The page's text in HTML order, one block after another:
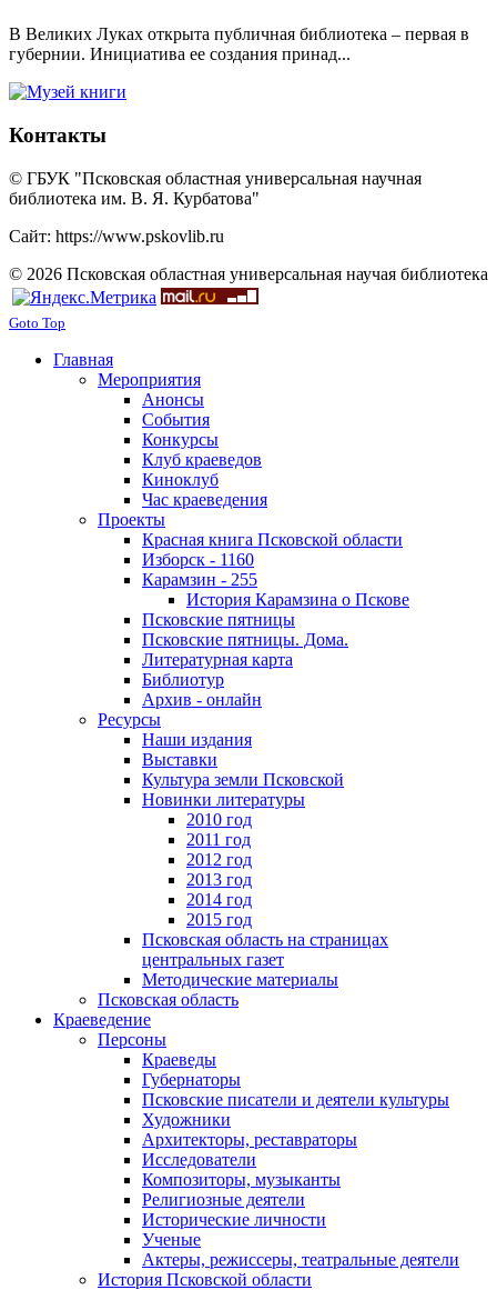
В Великих Луках открыта публичная библиотека – первая в
губернии. Инициатива ее создания принад...
Контакты
© ГБУК "Псковская областная универсальная научная
библиотека им. В. Я. Курбатова"
Сайт: https://www.pskovlib.ru
© 2026 Псковская областная универсальная научая библиотека
Goto Top
Главная
Мероприятия
Анонсы
События
Конкурсы
Клуб краеведов
Киноклуб
Час краеведения
Проекты
Красная книга Псковской области
Изборск - 1160
Карамзин - 255
История Карамзина о Пскове
Псковские пятницы
Псковские пятницы. Дома.
Литературная карта
Библиотур
Архив - онлайн
Ресурсы
Наши издания
Выставки
Культура земли Псковской
Новинки литературы
2010 год
2011 год
2012 год
2013 год
2014 год
2015 год
Псковская область на страницах
центральных газет
Методические материалы
Псковская область
Краеведение
Персоны
Краеведы
Губернаторы
Псковские писатели и деятели культуры
Художники
Архитекторы, реставраторы
Исследователи
Композиторы, музыканты
Религиозные деятели
Исторические личности
Ученые
Актеры, режиссеры, театральные деятели
История Псковской области